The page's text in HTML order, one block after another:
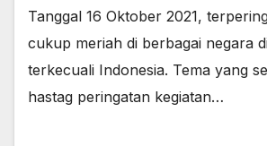
Tanggal 16 Oktober 2021,
cukup meriah di berbagai negara
terkecuali Indonesia. Tema yang
hastag peringatan kegiatan…